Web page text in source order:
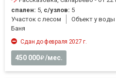
спален: 5, с/узлов: 5
Участок с лесом
Объект у воды
Баня
Сдан до февраля 2027 г.
450 000 /мес.